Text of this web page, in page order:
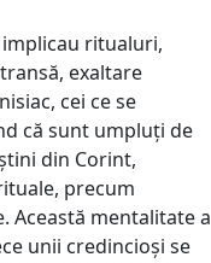
implicau ritualuri,
exaltare
cei ce se
că sunt umpluți de
din Corint,
precum
Această mentalitate a
unii credincioși se